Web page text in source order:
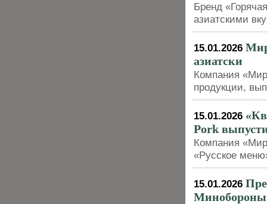
Бренд
азиатскими
15.01.2026
азиатски
Компания
продукции,
15.01.2026
Pork
Компания
«Русское
15.01.2026
Минобороны